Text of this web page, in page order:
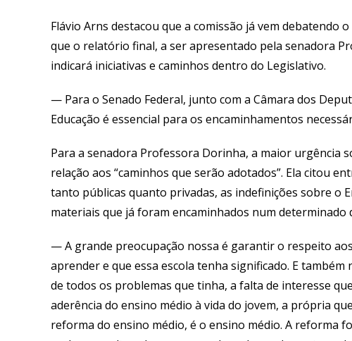
Flávio Arns destacou que a comissão já vem debatendo
que o relatório final, a ser apresentado pela senadora
indicará iniciativas e caminhos dentro do Legislativo.
— Para o Senado Federal, junto com a Câmara dos
Educação é essencial para os encaminhamentos
Para a senadora Professora Dorinha, a maior urgência
relação aos “caminhos que serão adotados”. Ela citou
tanto públicas quanto privadas, as indefinições sobre o
materiais que já foram encaminhados num determinado
— A grande preocupação nossa é garantir o respeito
aprender e que essa escola tenha significado. E
de todos os problemas que tinha, a falta de interesse
aderência do ensino médio à vida do jovem, a própria
reforma do ensino médio, é o ensino médio. A reforma